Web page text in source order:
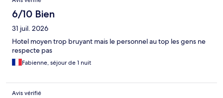
6/10 Bien
31 juil. 2026
Hotel moyen trop bruyant mais le personnel au top les gens ne
respecte pas
Fabienne, séjour de 1 nuit
Avis vérifié